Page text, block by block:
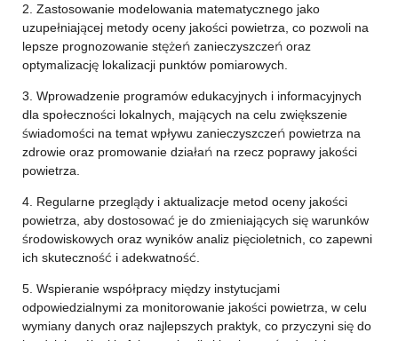
2. Zastosowanie modelowania matematycznego jako
uzupełniającej metody oceny jakości powietrza, co pozwoli na
lepsze prognozowanie stężeń zanieczyszczeń oraz
optymalizację lokalizacji punktów pomiarowych.
3. Wprowadzenie programów edukacyjnych i informacyjnych
dla społeczności lokalnych, mających na celu zwiększenie
świadomości na temat wpływu zanieczyszczeń powietrza na
zdrowie oraz promowanie działań na rzecz poprawy jakości
powietrza.
4. Regularne przeglądy i aktualizacje metod oceny jakości
powietrza, aby dostosować je do zmieniających się warunków
środowiskowych oraz wyników analiz pięcioletnich, co zapewni
ich skuteczność i adekwatność.
5. Wspieranie współpracy między instytucjami
odpowiedzialnymi za monitorowanie jakości powietrza, w celu
wymiany danych oraz najlepszych praktyk, co przyczyni się do